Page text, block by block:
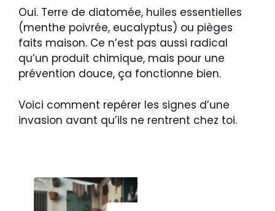
Oui. Terre de diatomée, huiles essentielles
(menthe poivrée, eucalyptus) ou pièges
faits maison. Ce n’est pas aussi radical
qu’un produit chimique, mais pour une
prévention douce, ça fonctionne bien.
Voici comment repérer les signes d’une
invasion avant qu’ils ne rentrent chez toi.